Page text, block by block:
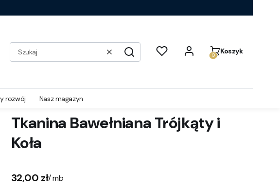
WyczyśćSzukaj
Produkty w
Koszyk
rozwój Nasz magazyn
Tkanina Bawełniana Trójkąty i
Koła
Cena
32,00 zł/ mb